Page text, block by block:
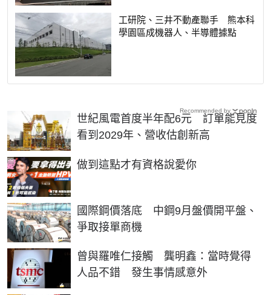
工研院、三井不動產聯手 熊本科
學園區成機器人、半導體據點
世紀風電首度半年配6元 訂單能見度
看到2029年、營收估創新高
做到這點才有資格說愛你
PR
國際鋼價落底 中鋼9月盤價開平盤、
爭取接單商機
曾與羅唯仁接觸 龔明鑫：當時覺得
人品不錯 發生事情感意外
Recommended by